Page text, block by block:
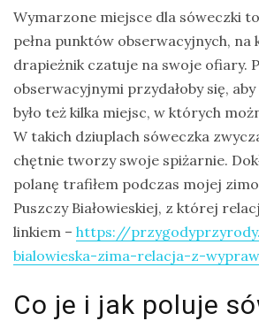
Wymarzone miejsce dla sóweczki
pełna punktów obserwacyjnych, na
drapieżnik czatuje na swoje ofiary.
obserwacyjnymi przydałoby się,
było też kilka miejsc, w których
W takich dziuplach sóweczka
chętnie tworzy swoje spiżarnie.
polanę trafiłem podczas mojej
Puszczy Białowieskiej, z której
linkiem – https://
bialowieska-zima-relacja-z-
Co je i jak poluje